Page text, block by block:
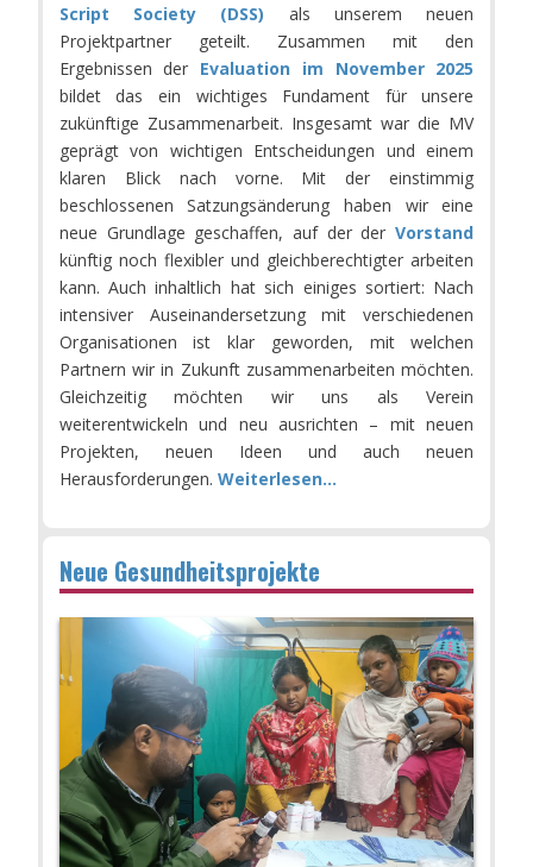
Script Society (DSS) als unserem neuen
Projektpartner geteilt. Zusammen mit den
Ergebnissen der Evaluation im November 2025
bildet das ein wichtiges Fundament für unsere
zukünftige Zusammenarbeit. Insgesamt war die MV
geprägt von wichtigen Entscheidungen und einem
klaren Blick nach vorne. Mit der einstimmig
beschlossenen Satzungsänderung haben wir eine
neue Grundlage geschaffen, auf der derVorstand
künftig noch flexibler und gleichberechtigter arbeiten
kann. Auch inhaltlich hat sich einiges sortiert: Nach
intensiver Auseinandersetzung mit verschiedenen
Organisationen ist klar geworden, mit welchen
Partnern wir in Zukunft zusammenarbeiten möchten.
Gleichzeitig möchten wir uns als Verein
weiterentwickeln und neu ausrichten – mit neuen
Projekten, neuen Ideen und auch neuen
Herausforderungen. Weiterlesen...
Neue Gesundheitsprojekte